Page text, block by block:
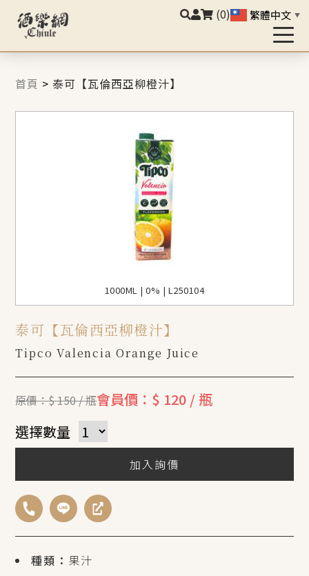
(0) 繁體中文 ▼
首頁 >泰可【瓦倫西亞柳橙汁】
1000ML | 0% | L250104
泰可【瓦倫西亞柳橙汁】
Tipco Valencia Orange Juice
種類： 果汁
原價：$ 150 / 瓶會員價：$ 120 / 瓶
選擇數量
加入詢價